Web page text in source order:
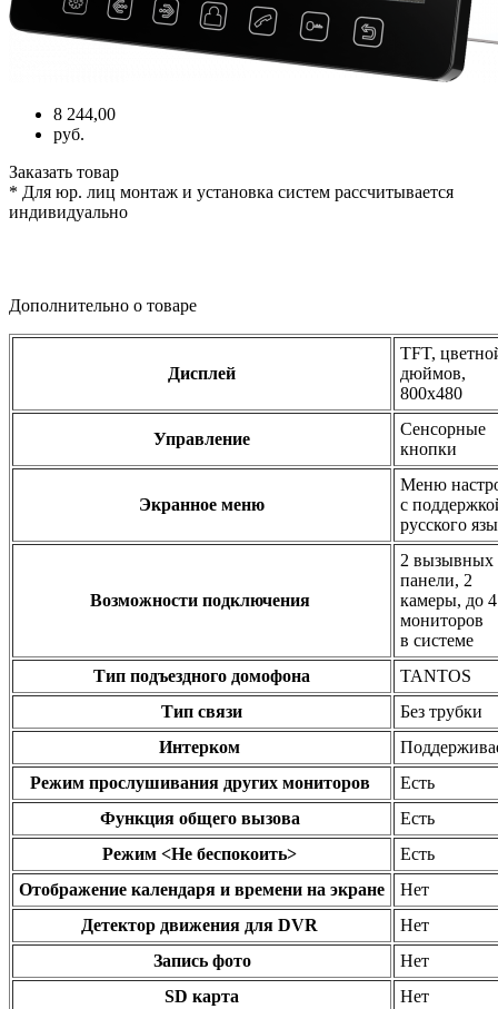
8 244,00
руб.
Заказать товар
* Для юр. лиц монтаж и установка систем рассчитывается
индивидуально
Дополнительно о товаре
Дисплей
TFT,
дюймов,
800x480
Управление
Сенсорные
кнопки
Экранное меню
Меню
с
русского
Возможности подключения
2 вызывных
панели, 2
камеры, до 4
мониторов
в системе
Тип подъездного домофона
TANTOS
Тип связи
Без трубки
Интерком
Режим прослушивания других мониторов
Есть
Функция общего вызова
Есть
Режим <Не беспокоить>
Есть
Отображение календаря и времени на экране
Нет
Детектор движения для DVR
Нет
Запись фото
Нет
SD карта
Нет